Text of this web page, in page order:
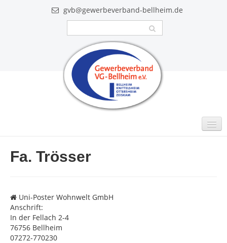
gvb@gewerbeverband-bellheim.de
MITGLIEDER
VIDEO
AKTUELLES
Fa. Trösser
Uni-Poster Wohnwelt GmbH
Anschrift:
In der Fellach 2-4
76756 Bellheim
07272-770230